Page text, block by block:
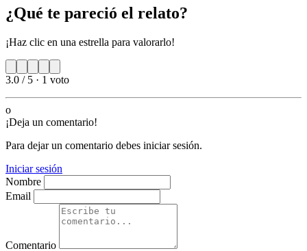
¿Qué te pareció el relato?
¡Haz clic en una estrella para valorarlo!
3.0 / 5 · 1 voto
o
¡Deja un comentario!
Para dejar un comentario debes iniciar sesión.
Iniciar sesión
Nombre
Email
Comentario